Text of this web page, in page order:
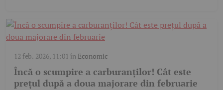
12 feb. 2026, 11:01 în Economic
Încă o scumpire a carburanților! Cât este
prețul după a doua majorare din februarie